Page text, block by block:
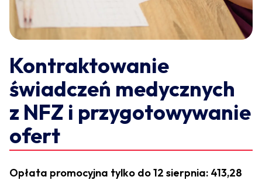
Kontraktowanie
świadczeń medycznych
z NFZ i przygotowywanie
ofert
Opłata promocyjna tylko do 12 sierpnia: 413,28